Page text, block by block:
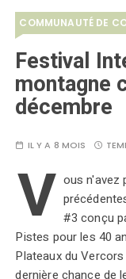
COMMUNAUTÉ DE
Festival
montagne
décembre
IL Y A 8 MOIS
V ous n'avez
#3 conçu
Pistes pour les 40
Plateaux du
dernière chance de